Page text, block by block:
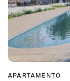
APARTAMENTO